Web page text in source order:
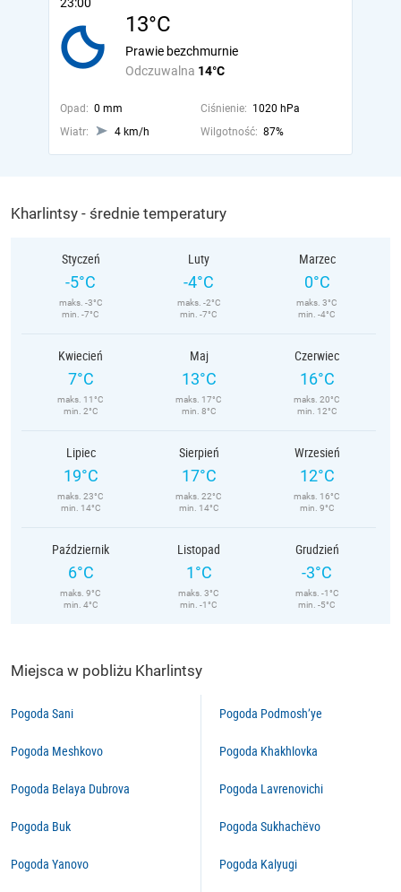
13°C
Odczuwalna 14°C
Prawie bezchmurnie
Opad: 0 mm Ciśnienie: 1020 hPa
Wiatr:
4 km/h Wilgotność: 87%
Kharlintsy - średnie temperatury
Styczeń
-5°C
maks. -3°C
min. -7°C
Luty
-4°C
maks. -2°C
min. -7°C
Marzec
0°C
maks. 3°C
min. -4°C
Kwiecień
7°C
maks. 11°C
min. 2°C
Maj
13°C
maks. 17°C
min. 8°C
Czerwiec
16°C
maks. 20°C
min. 12°C
Lipiec
19°C
maks. 23°C
min. 14°C
Sierpień
17°C
maks. 22°C
min. 14°C
Wrzesień
12°C
maks. 16°C
min. 9°C
Październik
6°C
maks. 9°C
min. 4°C
Listopad
1°C
maks. 3°C
min. -1°C
Grudzień
-3°C
maks. -1°C
min. -5°C
Miejsca w pobliżu Kharlintsy
Pogoda Sani
Pogoda Meshkovo
Pogoda Belaya Dubrova
Pogoda Buk
Pogoda Yanovo
Pogoda Podmosh’ye
Pogoda Khakhlovka
Pogoda Lavrenovichi
Pogoda Sukhachëvo
Pogoda Kalyugi